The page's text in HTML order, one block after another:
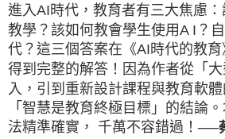
進入AI時代，教育者有三大焦慮
教學？該如何教會學生使用A I？
代？這三個答案在《AI時代的教
得到完整的解答！因為作者從「
入，引到重新設計課程與教育軟
「智慧是教育終極目標」的結論
法精準確實， 千萬不容錯過！ ──